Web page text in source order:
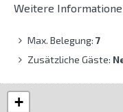
Weitere
Max. Belegung: 7
Zusätzliche Gäste:
+